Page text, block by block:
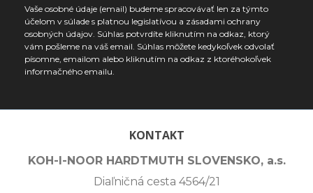
Vaše osobné údaje (email) budeme spracovávať len za týmto
účelom v súlade s platnou legislatívou a zásadami ochrany
osobných údajov. Súhlas potvrdíte kliknutím na odkaz, ktorý
vám pošleme na váš email. Súhlas môžete kedykoľvek odvolať
písomne, emailom alebo kliknutím na odkaz z ktoréhokoľvek
informačného emailu.
KONTAKT
KOH-I-NOOR HARDTMUTH SLOVENSKO, a.s.
Diaľničná cesta 4564/21